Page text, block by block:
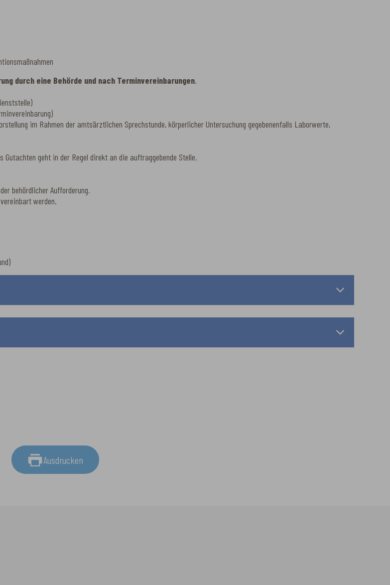
durch eine Behörde und nach Terminvereinbarungen.
im Rahmen der amtsärztlichen Sprechstunde, körperlicher Untersuchung gegebenenfalls Laborwerte,
Gutachten geht in der Regel direkt an die auftraggebende Stelle.
behördlicher Aufforderung.
werden.
Ausdrucken